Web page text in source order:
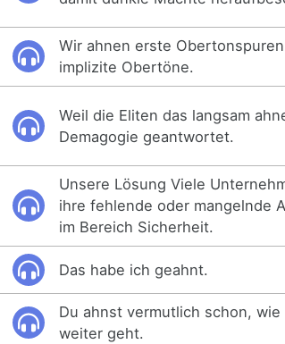
Wir ahnen erste
implizite Obertöne.
Weil die Eliten das langsam
Demagogie geantwortet.
Unsere Lösung Viele
ihre fehlende oder mangelnde
im Bereich Sicherheit.
Das habe ich geahnt.
Du ahnst vermutlich schon,
weiter geht.